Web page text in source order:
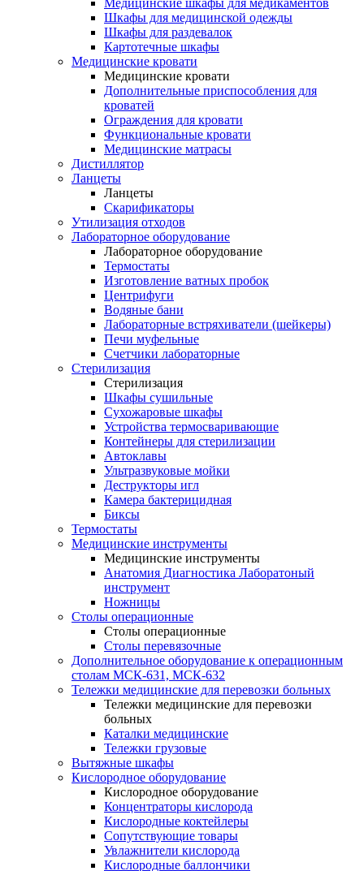
Медицинские шкафы для медикаментов
Шкафы для медицинской одежды
Шкафы для раздевалок
Картотечные шкафы
Медицинские кровати
Медицинские кровати
Дополнительные приспособления для
кроватей
Ограждения для кровати
Функциональные кровати
Медицинские матрасы
Дистиллятор
Ланцеты
Ланцеты
Скарификаторы
Утилизация отходов
Лабораторное оборудование
Лабораторное оборудование
Термостаты
Изготовление ватных пробок
Центрифуги
Водяные бани
Лабораторные встряхиватели (шейкеры)
Печи муфельные
Счетчики лабораторные
Стерилизация
Стерилизация
Шкафы сушильные
Сухожаровые шкафы
Устройства термосваривающие
Контейнеры для стерилизации
Автоклавы
Ультразвуковые мойки
Деструкторы игл
Камера бактерицидная
Биксы
Термостаты
Медицинские инструменты
Медицинские инструменты
Анатомия Диагностика Лаборатоный
инструмент
Ножницы
Столы операционные
Столы операционные
Столы перевязочные
Дополнительное оборудование к операционным
столам МСК-631, МСК-632
Тележки медицинские для перевозки больных
Тележки медицинские для перевозки
больных
Каталки медицинские
Тележки грузовые
Вытяжные шкафы
Кислородное оборудование
Кислородное оборудование
Концентраторы кислорода
Кислородные коктейлеры
Сопутствующие товары
Увлажнители кислорода
Кислородные баллончики